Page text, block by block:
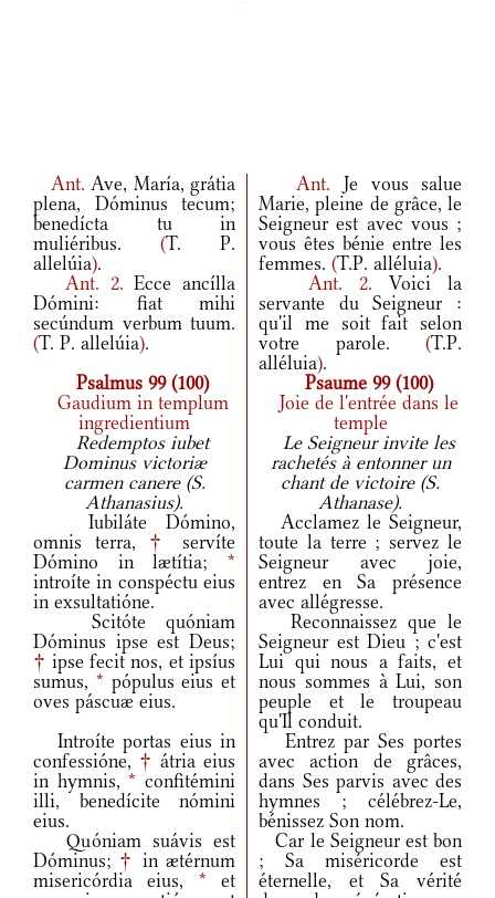
Ant.Ave, María, grátia
plena, Dóminus tecum;
benedícta tu in
muliéribus. (T. P.
allelúia).
Ant. Je vous salue
Marie, pleine de grâce, le
Seigneur est avec vous ;
vous êtes bénie entre les
femmes. (T.P. alléluia).
Ant. 2. Ecce ancílla
Dómini: fiat mihi
secúndum verbum tuum.
(T. P. allelúia).
Ant. 2. Voici la
servante du Seigneur :
qu'il me soit fait selon
votre parole. (T.P.
alléluia).
Psalmus 99 (100)
Psaume 99 (100)
Gaudium in templum
ingredientium
Joie de l'entrée dans le
temple
Redemptos iubet
Dominus victoriæ
carmen canere (S.
Athanasius).
Le Seigneur invite les
rachetés à entonner un
chant de victoire (S.
Athanase).
Iubiláte Dómino,
omnis terra, †
servíte
Dómino in lætítia; *
introíte in conspéctu eius
in exsultatióne.
Acclamez le Seigneur,
toute la terre ; servez le
Seigneur avec joie,
entrez en Sa présence
avec allégresse.
Scitóte quóniam
Dóminus ipse est Deus;
† ipse fecit nos, et ipsíus
sumus, * pópulus eius et
oves páscuæ eius.
Reconnaissez que le
Seigneur est Dieu ; c'est
Lui qui nous a faits, et
nous sommes à Lui, son
peuple et le troupeau
qu'Il conduit.
Introíte portas eius in
confessióne, † átria eius
in hymnis,* confitémini
illi, benedícite nómini
eius.
Entrez par Ses portes
avec action de grâces,
dans Ses parvis avec des
hymnes ; célébrez-Le,
bénissez Son nom.
Quóniam suávis est
Dóminus; † in ætérnum
misericórdia eius, * et
Car le Seigneur est bon
; Sa miséricorde est
éternelle, et Sa vérité